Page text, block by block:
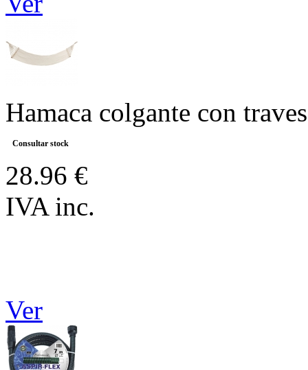
Hamaca colgante con
Consultar stock
28.96 €
IVA inc.
Ver